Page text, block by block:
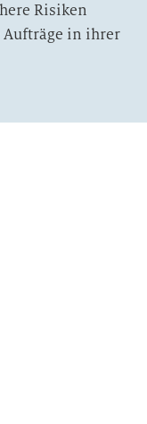
Risiken
in ihrer